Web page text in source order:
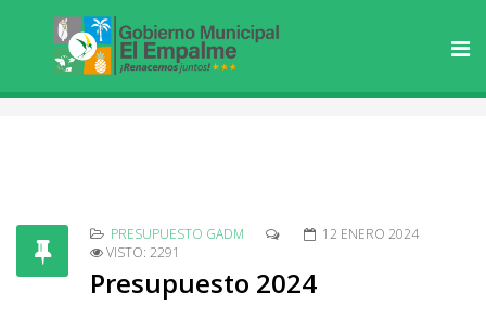
PRESUPUESTO GADM
12 ENERO 2024
VISTO: 2291
Presupuesto 2024